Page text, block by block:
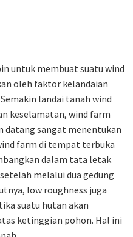
untuk membuat suatu wind
oleh faktor kelandaian
landai tanah wind
keselamatan, wind farm
datang sangat menentukan
farm di tempat terbuka
dalam tata letak
melalui dua gedung
low roughness juga
suatu hutan akan
ketinggian pohon. Hal ini